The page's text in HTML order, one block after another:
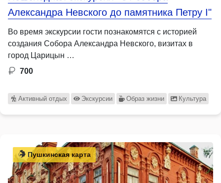
Александра Невского до памятника Петру I"
Во время экскурсии гости познакомятся с историей
создания Собора Александра Невского, визитах в
город Царицын …
700
Активный отдых Экскурсии Образ жизни Культура
Пушкинская карта